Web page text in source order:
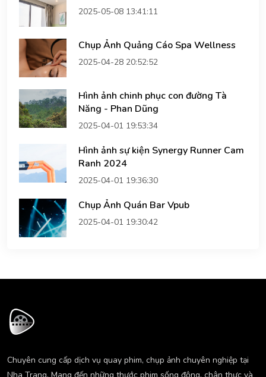
2025-05-08 13:41:11
Chụp Ảnh Quảng Cáo Spa Wellness
2025-04-28 20:52:52
Hình ảnh chinh phục con đường Tà
Năng - Phan Dũng
2025-04-01 19:53:34
Hình ảnh sự kiện Synergy Runner Cam
Ranh 2024
2025-04-01 19:36:30
Chụp Ảnh Quán Bar Vpub
2025-04-01 19:30:42
Chuyên cung cấp dịch vụ quay phim, chụp ảnh chuyên nghiệp tại